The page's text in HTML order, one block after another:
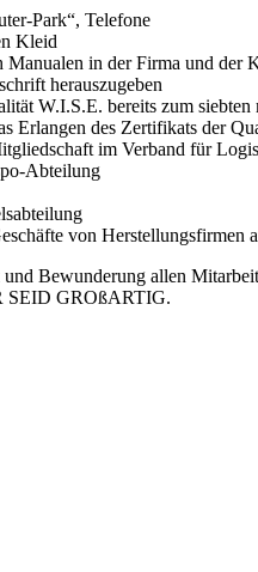
Park“, Telefone
Kleid
Manualen in der Firma und
herauszugeben
W.I.S.E. bereits zum siebten
Erlangen des Zertifikats der
im Verband für
Abteilung
von
Bewunderung allen
SEID GROßARTIG.